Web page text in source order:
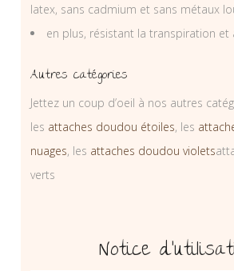
latex, sans cadmium et sans métaux
en plus, résistant la transpiration et
Autres catégories
Jettez un coup d’oeil à nos autres
les attaches doudou étoiles, les
nuages, les attaches doudou violets
verts
Notice